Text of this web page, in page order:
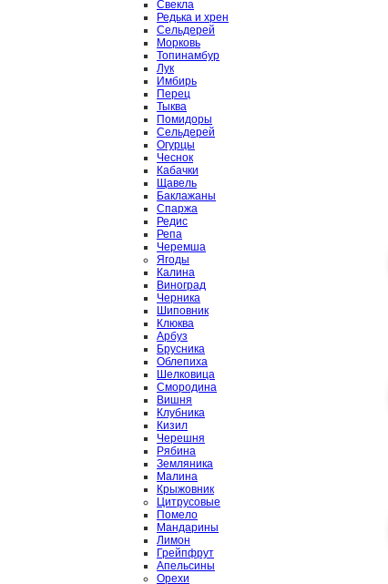
Свекла
Редька и хрен
Сельдерей
Морковь
Топинамбур
Лук
Имбирь
Перец
Тыква
Помидоры
Сельдерей
Огурцы
Чеснок
Кабачки
Щавель
Баклажаны
Спаржа
Редис
Репа
Черемша
Ягоды
Калина
Виноград
Черника
Шиповник
Клюква
Арбуз
Брусника
Облепиха
Шелковица
Смородина
Вишня
Клубника
Кизил
Черешня
Рябина
Земляника
Малина
Крыжовник
Цитрусовые
Помело
Мандарины
Лимон
Грейпфрут
Апельсины
Орехи